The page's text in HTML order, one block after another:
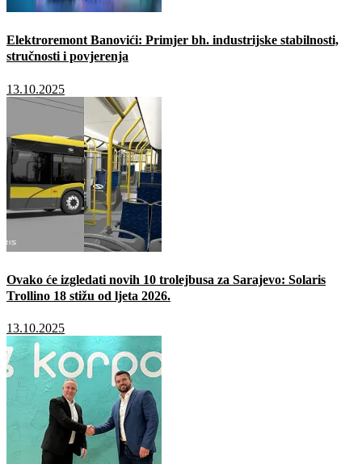
Elektroremont Banovići: Primjer bh. industrijske stabilnosti,
stručnosti i povjerenja
13.10.2025
Ovako će izgledati novih 10 trolejbusa za Sarajevo: Solaris
Trollino 18 stižu od ljeta 2026.
13.10.2025